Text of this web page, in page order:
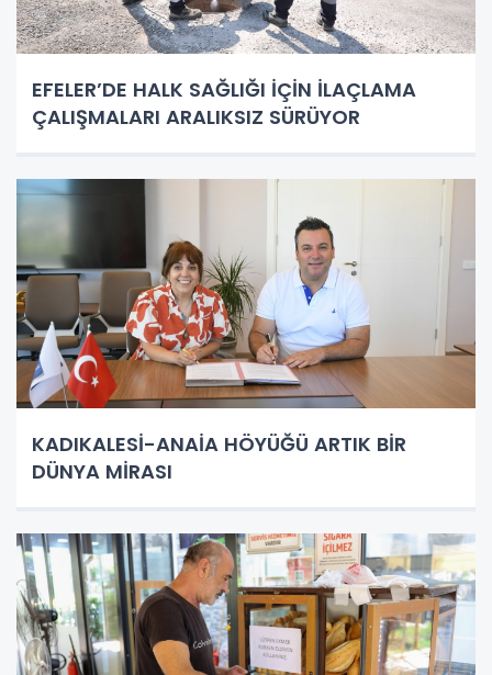
EFELER’DE HALK SAĞLIĞI İÇİN İLAÇLAMA
ÇALIŞMALARI ARALIKSIZ SÜRÜYOR
KADIKALESİ-ANAİA HÖYÜĞÜ ARTIK BİR
DÜNYA MİRASI